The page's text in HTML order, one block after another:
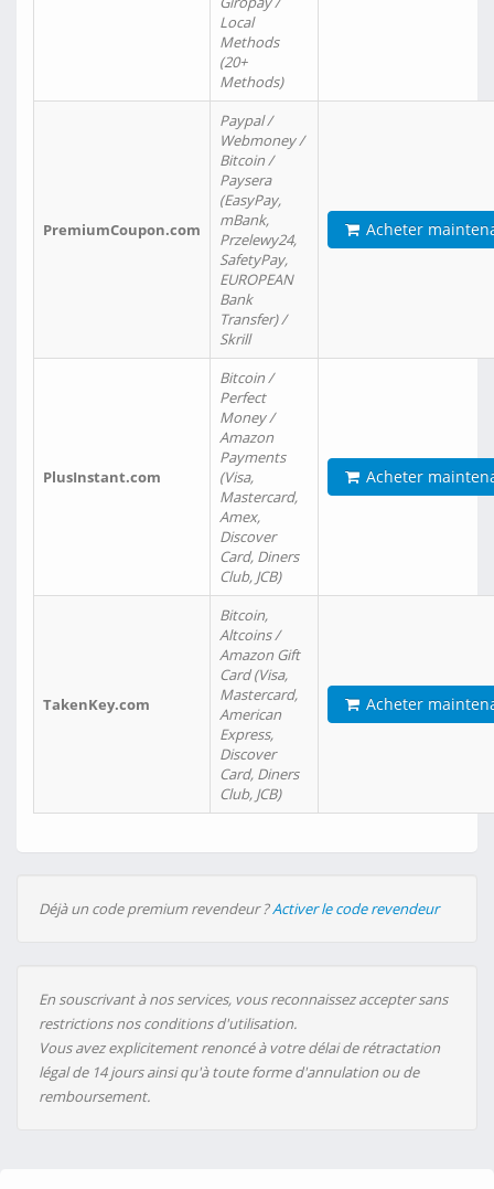
Local
Methods
(20+
Methods)
PremiumCoupon.com
Paypal /
Webmoney /
Bitcoin /
Paysera
(EasyPay,
mBank,
Przelewy24,
SafetyPay,
EUROPEAN
Bank
Transfer) /
Skrill
Acheter
PlusInstant.com
Bitcoin /
Perfect
Money /
Amazon
Payments
(Visa,
Mastercard,
Amex,
Discover
Card, Diners
Club, JCB)
Acheter
TakenKey.com
Bitcoin,
Altcoins /
Amazon Gift
Card (Visa,
Mastercard,
American
Express,
Discover
Card, Diners
Club, JCB)
Acheter
Déjà un code premium revendeur ?Activer le code revendeur
En souscrivant à nos services, vous reconnaissez accepter sans
restrictions nos conditions d'utilisation.
Vous avez explicitement renoncé à votre délai de rétractation
légal de 14 jours ainsi qu'à toute forme d'annulation ou de
remboursement.